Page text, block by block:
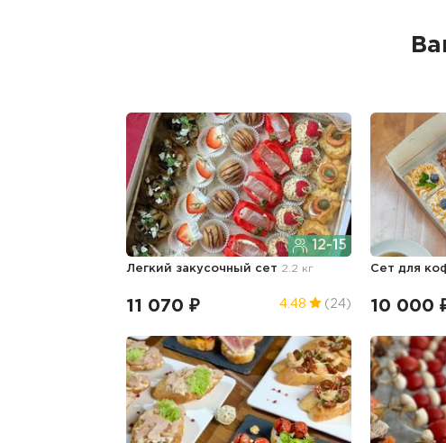
12-15
Легкий закусочный сет 2.2 кг
11 070 ₽ 4.48 (24)
Сет для
10 000